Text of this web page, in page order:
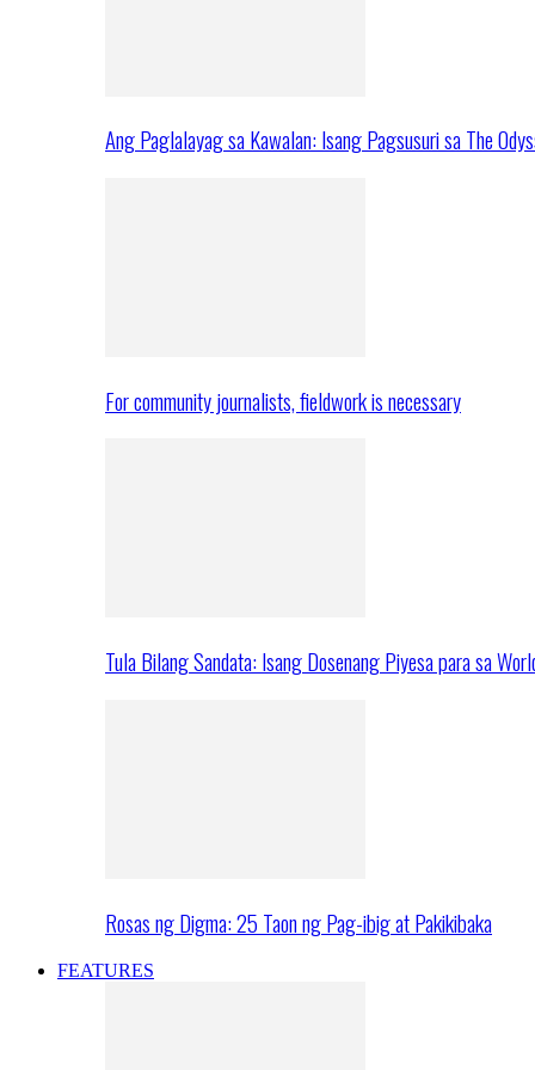
Ang Paglalayag sa Kawalan: Isang Pagsusuri sa The
For community journalists, fieldwork is necessary
Tula Bilang Sandata: Isang Dosenang Piyesa para sa
Rosas ng Digma: 25 Taon ng Pag-ibig at Pakikibaka
FEATURES